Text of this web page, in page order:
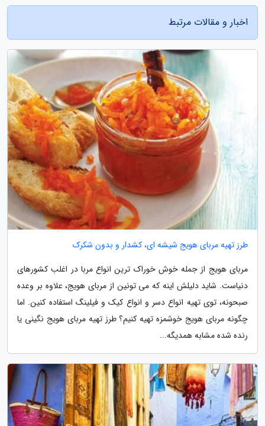
اخبار و مقالات مرتبط
طرز تهیه مربای هویج شیشه ای، کشدار و بدون شکرک
مربای هویج از جمله خوش خوراک ترین انواع مربا در اغلب کشورهای
دنیاست. شاید دلیلش اینه که می تونین از مربای هویج، علاوه بر وعده
صبحونه، توی تهیه انواع دسر و انواع کیک و فیلینگ استفاده کنین. اما
چگونه مربای هویج خوشمزه تهیه کنیم؟ طرز تهیه مربای هویج نگینی یا
رنده شده مشابه همدیگه...